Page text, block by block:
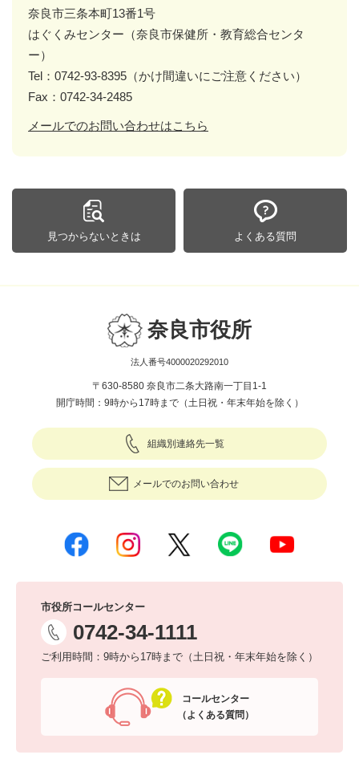
奈良市三条本町13番1号
はぐくみセンター（奈良市保健所・教育総合センタ
ー）
Tel：0742-93-8395（かけ間違いにご注意ください）
Fax：0742-34-2485
メールでのお問い合わせはこちら
見つからないときは よくある質問
奈良市役所
法人番号4000020292010
〒630-8580 奈良市二条大路南一丁目1-1
開庁時間：9時から17時まで（土日祝・年末年始を除く）
組織別連絡先一覧
メールでのお問い合わせ
市役所コールセンター
0742-34-1111
ご利用時間：9時から17時まで（土日祝・年末年始を除く）
コールセンター
（よくある質問）